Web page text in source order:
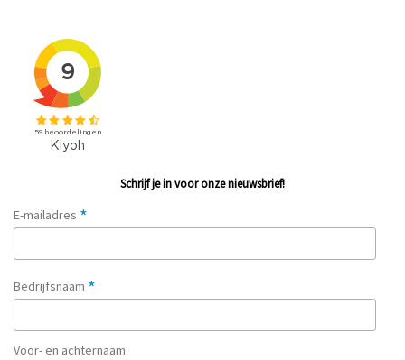
Schrijf je in voor onze nieuwsbrief!
E-mailadres *
Bedrijfsnaam *
Voor- en achternaam